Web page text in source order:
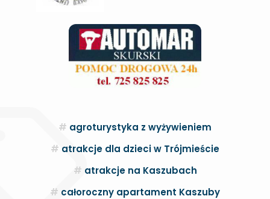
agroturystyka z wyżywieniem
atrakcje dla dzieci w Trójmieście
atrakcje na Kaszubach
całoroczny apartament Kaszuby